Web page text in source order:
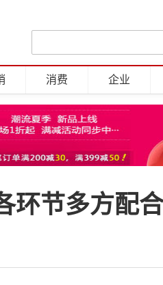
消费 企业
环节多方配